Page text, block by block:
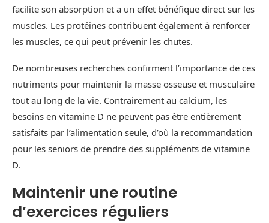
facilite son absorption et a un effet bénéfique direct sur les
muscles. Les protéines contribuent également à renforcer
les muscles, ce qui peut prévenir les chutes.
De nombreuses recherches confirment l’importance de ces
nutriments pour maintenir la masse osseuse et musculaire
tout au long de la vie. Contrairement au calcium, les
besoins en vitamine D ne peuvent pas être entièrement
satisfaits par l’alimentation seule, d’où la recommandation
pour les seniors de prendre des suppléments de vitamine
D.
Maintenir une routine
d’exercices réguliers